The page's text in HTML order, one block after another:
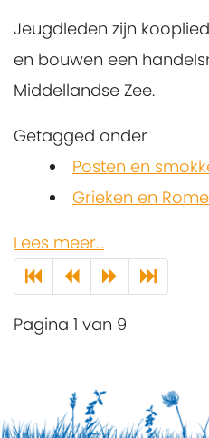
Jeugdleden zijn
en bouwen een
Middellandse Zee.
Getagged onder
Posten en
Grieken en
Lees meer...
Pagina 1 van 9